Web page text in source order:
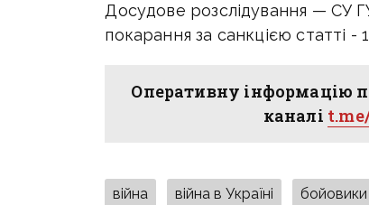
Досудове розслідування — СУ
покарання за санкцією статті -
Оперативну інформацію
каналі
війна війна в Україні бойовики